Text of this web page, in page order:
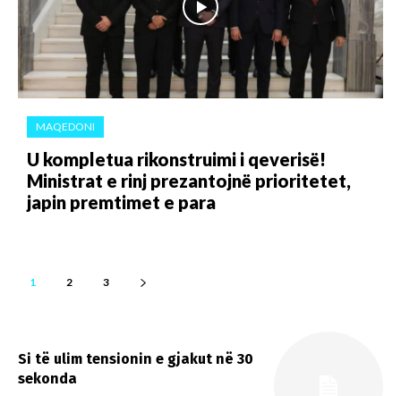
MAQEDONI
U kompletua rikonstruimi i qeverisë!
Ministrat e rinj prezantojnë prioritetet,
japin premtimet e para
1 2 3
Si të ulim tensionin e gjakut në 30
sekonda